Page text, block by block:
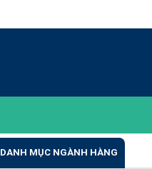
DANH MỤC NGÀNH HÀNG